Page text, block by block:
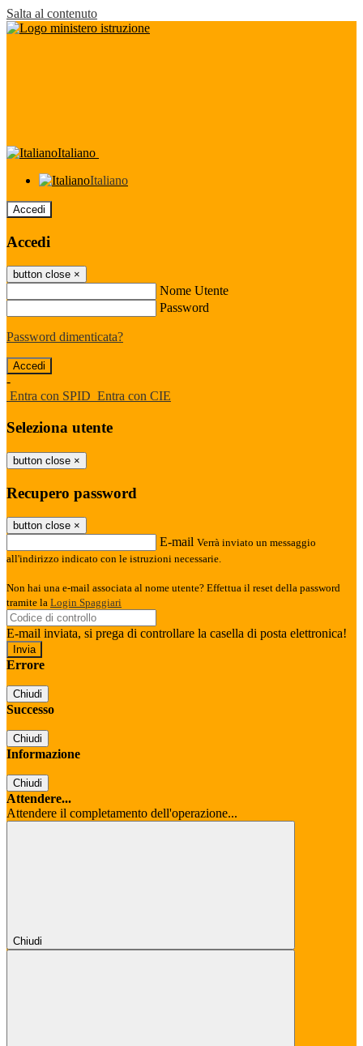
Salta al contenuto
Italiano
Italiano
Accedi
Accedi
button close ×
Nome Utente
Password
Password dimenticata?
-
Entra con SPID Entra con CIE
Seleziona utente
button close ×
Recupero password
button close ×
E-mail Verrà inviato un messaggio
all'indirizzo indicato con le istruzioni necessarie.
Non hai una e-mail associata al nome utente? Effettua il reset della password
tramite la Login Spaggiari
E-mail inviata, si prega di controllare la casella di posta elettronica!
Errore
Chiudi
Successo
Chiudi
Informazione
Chiudi
Attendere...
Attendere il completamento dell'operazione...
Chiudi